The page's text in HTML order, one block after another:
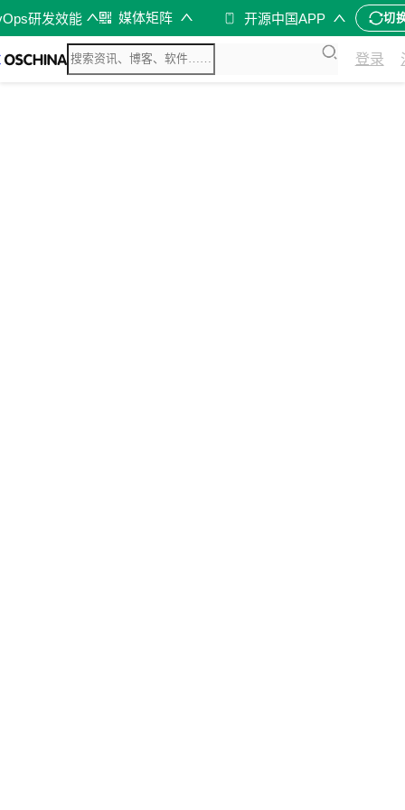
研发效能 媒体矩阵 开源中国APP 切
登录